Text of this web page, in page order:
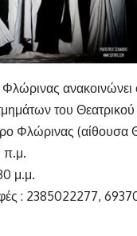
ανακοινώνει
του
Φλώρινας
π.μ.
μ.μ.
: 2385022277,